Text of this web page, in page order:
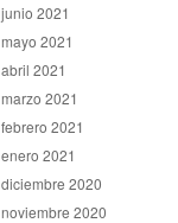
junio 2021
mayo 2021
abril 2021
marzo 2021
febrero 2021
enero 2021
diciembre 2020
noviembre 2020